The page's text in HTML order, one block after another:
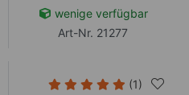
wenige verfügbar
Art-Nr. 21277
(1)